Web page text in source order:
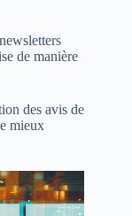
de manière
des avis de
mieux